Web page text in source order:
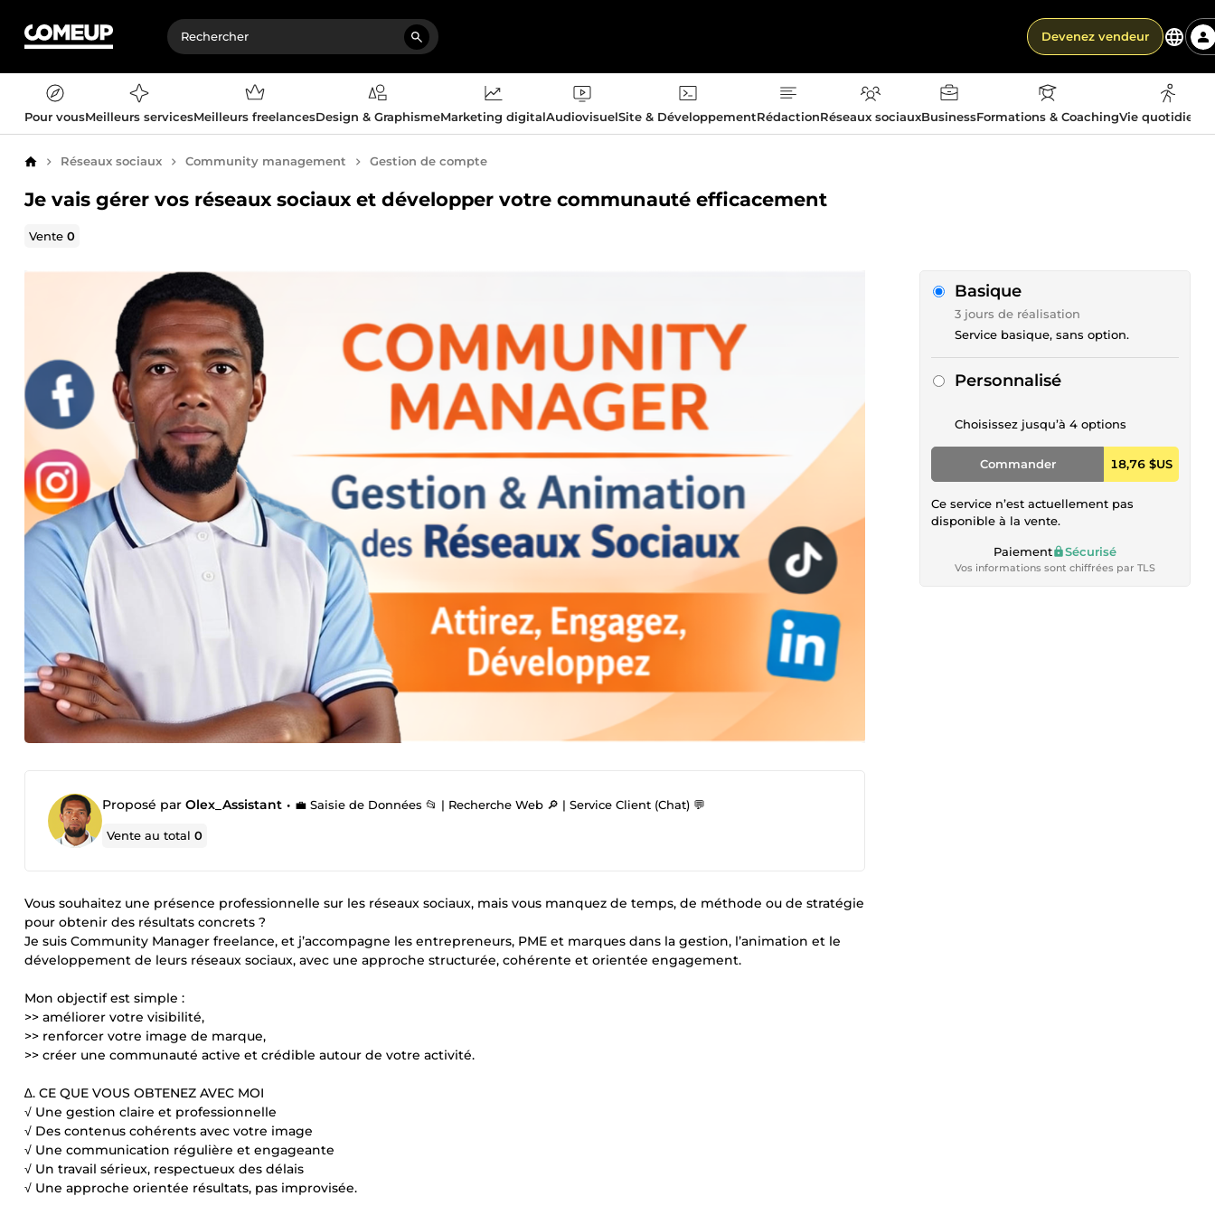
Devenez vendeur
Pour vousMeilleurs servicesMeilleurs freelancesDesign & GraphismeMarketing digitalAudiovisuelSite & DéveloppementRédactionRéseaux sociauxBusinessFormations & CoachingVie
AccueilRéseaux sociaux Community management Gestion de compte
Je vais gérer vos réseaux sociaux et développer votre communauté efficacement
Vente0
Proposé par Olex_Assistant • 💼 Saisie de Données 📂 | Recherche Web 🔎 | Service Client (Chat) 💬
Vente au total0
Vous souhaitez une présence professionnelle sur les réseaux sociaux, mais vous manquez de temps, de méthode ou de stratégie
pour obtenir des résultats concrets ?
Je suis Community Manager freelance, et j’accompagne les entrepreneurs, PME et marques dans la gestion, l’animation et le
développement de leurs réseaux sociaux, avec une approche structurée, cohérente et orientée engagement.
Mon objectif est simple :
>> améliorer votre visibilité,
>> renforcer votre image de marque,
>> créer une communauté active et crédible autour de votre activité.
∆. CE QUE VOUS OBTENEZ AVEC MOI
√ Une gestion claire et professionnelle
√ Des contenus cohérents avec votre image
√ Une communication régulière et engageante
√ Un travail sérieux, respectueux des délais
√ Une approche orientée résultats, pas improvisée.
Basique
3 jours de réalisation
Service basique, sans option.
Personnalisé
Choisissez jusqu’à 4 options
Commander 18,76 $US
Ce service n’est actuellement pas
disponible à la vente.
Paiement Sécurisé
Vos informations sont chiffrées par TLS